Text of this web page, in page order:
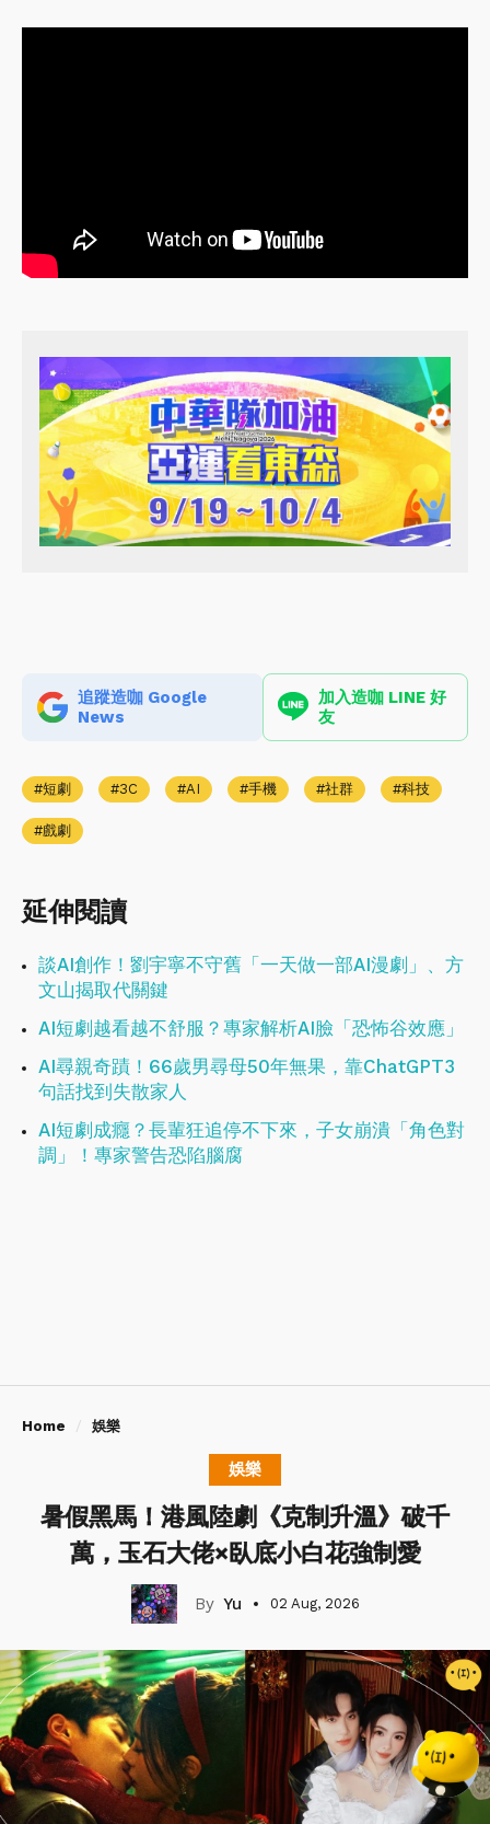
追蹤造咖 Google
News
加入造咖 LINE 好
友
短劇 3C AI 手機 社群 科技
戲劇
延伸閱讀
談AI創作！劉宇寧不守舊「一天做一部AI漫劇」、方
文山揭取代關鍵
AI短劇越看越不舒服？專家解析AI臉「恐怖谷效應」
AI尋親奇蹟！66歲男尋母50年無果，靠ChatGPT3
句話找到失散家人
AI短劇成癮？長輩狂追停不下來，子女崩潰「角色對
調」！專家警告恐陷腦腐
Home 娛樂
娛樂
暑假黑馬！港風陸劇《克制升溫》破千
萬，玉石大佬×臥底小白花強制愛
Yu 02 Aug, 2026